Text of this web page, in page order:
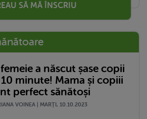
SĂ MĂ ÎNSCRIU
a născut șase copii
minute! Mama și copiii
perfect sănătoși
VOINEA | MARŢI, 10.10.2023